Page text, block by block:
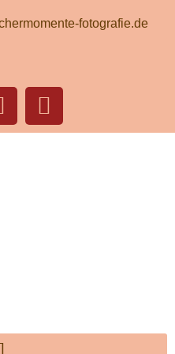
fotografie.de